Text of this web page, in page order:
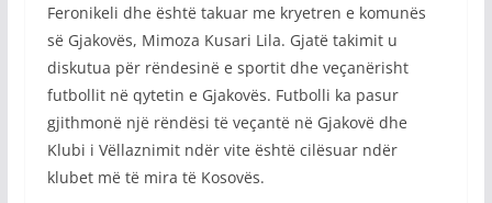
Feronikeli dhe është takuar me kryetren e komunës
së Gjakovës, Mimoza Kusari Lila. Gjatë takimit u
diskutua për rëndesinë e sportit dhe veçanërisht
futbollit në qytetin e Gjakovës. Futbolli ka pasur
gjithmonë një rëndësi të veçantë në Gjakovë dhe
Klubi i Vëllaznimit ndër vite është cilësuar ndër
klubet më të mira të Kosovës.